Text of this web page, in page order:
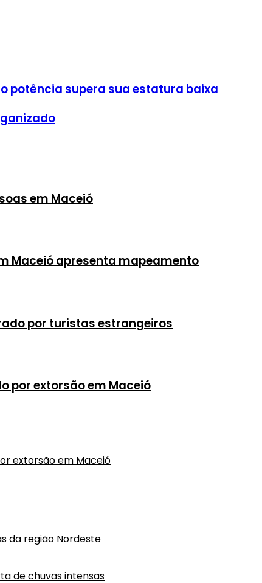
potência supera sua estatura baixa
em Maceió
Maceió apresenta mapeamento
por turistas estrangeiros
por extorsão em Maceió
extorsão em Maceió
da região Nordeste
de chuvas intensas